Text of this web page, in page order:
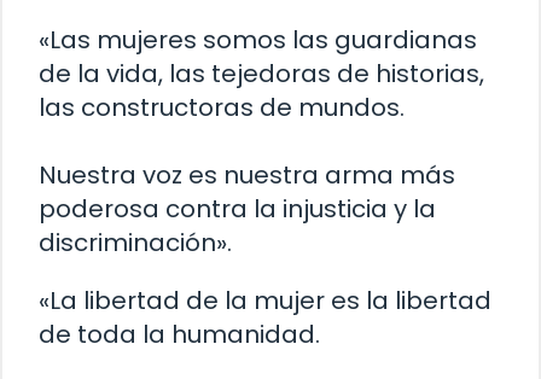
«Las mujeres somos las guardianas
de la vida, las tejedoras de historias,
las constructoras de mundos.
Nuestra voz es nuestra arma más
poderosa contra la injusticia y la
discriminación».
«La libertad de la mujer es la libertad
de toda la humanidad.